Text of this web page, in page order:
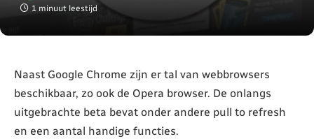
1 minuut leestijd
Naast Google Chrome zijn er tal van webbrowsers
beschikbaar, zo ook de Opera browser. De onlangs
uitgebrachte beta bevat onder andere pull to refresh
en een aantal handige functies.